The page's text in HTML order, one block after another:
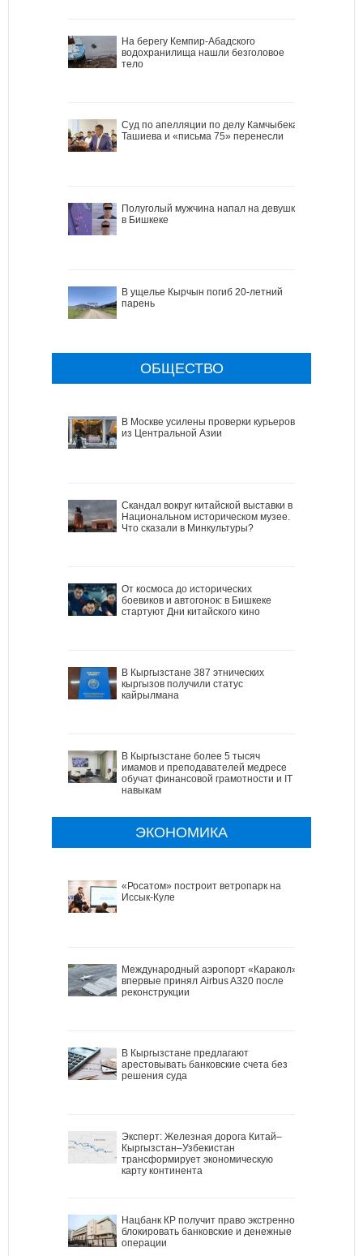
На берегу Кемпир-Абадского
водохранилища нашли безголовое
тело
Cуд по апелляции по делу Камчыбека
Ташиева и «письма 75» перенесли
Полуголый мужчина напал на девушку
в Бишкеке
В ущелье Кырчын погиб 20-летний
парень
ОБЩЕСТВО
В Москве усилены проверки курьеров
из Центральной Азии
Скандал вокруг китайской выставки в
Национальном историческом музее.
Что сказали в Минкультуры?
От космоса до исторических
боевиков и автогонок: в Бишкеке
стартуют Дни китайского кино
В Кыргызстане 387 этнических
кыргызов получили статус
кайрылмана
В Кыргызстане более 5 тысяч
имамов и преподавателей медресе
обучат финансовой грамотности и IT
навыкам
ЭКОНОМИКА
«Росатом» построит ветропарк на
Иссык-Куле
Международный аэропорт «Каракол»
впервые принял Airbus A320 после
реконструкции
В Кыргызстане предлагают
арестовывать банковские счета без
решения суда
Эксперт: Железная дорога Китай–
Кыргызстан–Узбекистан
трансформирует экономическую
карту континента
Нацбанк КР получит право экстренно
блокировать банковские и денежные
операции